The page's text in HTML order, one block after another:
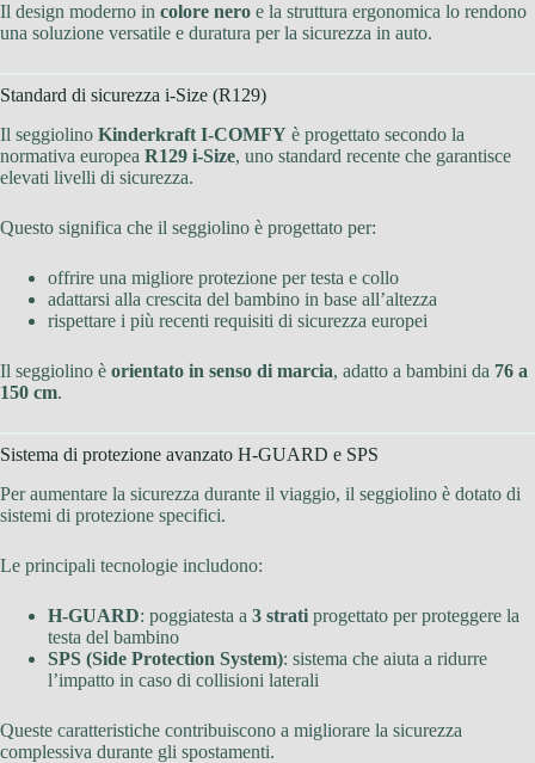
Il design moderno in colore nero e la struttura ergonomica lo rendono
una soluzione versatile e duratura per la sicurezza in auto.
Standard di sicurezza i-Size (R129)
Il seggiolino Kinderkraft I-COMFY è progettato secondo la
normativa europea R129 i-Size, uno standard recente che garantisce
elevati livelli di sicurezza.
Questo significa che il seggiolino è progettato per:
offrire una migliore protezione per testa e collo
adattarsi alla crescita del bambino in base all’altezza
rispettare i più recenti requisiti di sicurezza europei
Il seggiolino è orientato in senso di marcia, adatto a bambini da 76 a
150 cm.
Sistema di protezione avanzato H-GUARD e SPS
Per aumentare la sicurezza durante il viaggio, il seggiolino è dotato di
sistemi di protezione specifici.
Le principali tecnologie includono:
H-GUARD: poggiatesta a 3 strati progettato per proteggere la
testa del bambino
SPS (Side Protection System): sistema che aiuta a ridurre
l’impatto in caso di collisioni laterali
Queste caratteristiche contribuiscono a migliorare la sicurezza
complessiva durante gli spostamenti.